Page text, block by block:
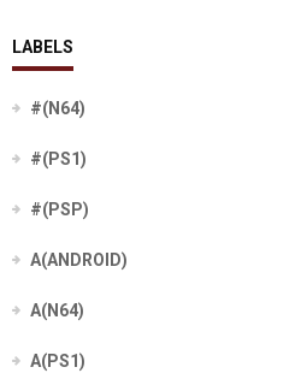
LABELS
#(N64)
#(PS1)
#(PSP)
A(ANDROID)
A(N64)
A(PS1)